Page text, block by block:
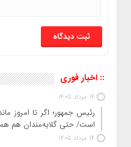
:: اخبار فوری
14 مرداد 1405
رئیس‌ جمهور؛ اگر تا امروز
است/ حتی گلایه‌مندان هم
14 مرداد 1405